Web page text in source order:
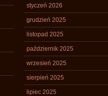
styczeń 2026
grudzień 2025
listopad 2025
październik 2025
wrzesień 2025
sierpień 2025
lipiec 2025